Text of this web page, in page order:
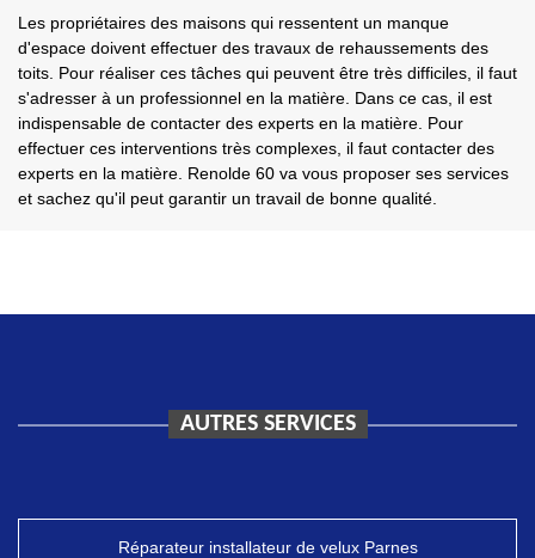
Les propriétaires des maisons qui ressentent un manque
d'espace doivent effectuer des travaux de rehaussements des
toits. Pour réaliser ces tâches qui peuvent être très difficiles, il faut
s'adresser à un professionnel en la matière. Dans ce cas, il est
indispensable de contacter des experts en la matière. Pour
effectuer ces interventions très complexes, il faut contacter des
experts en la matière. Renolde 60 va vous proposer ses services
et sachez qu'il peut garantir un travail de bonne qualité.
AUTRES SERVICES
Réparateur installateur de velux Parnes